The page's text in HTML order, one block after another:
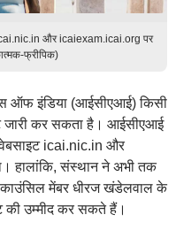
और icaiexam.icai.org पर
फ्रीपिक)
ऑफ इंडिया (आईसीएआई) किसी
जारी कर सकता है। आईसीएआई
icai.nic.in और
हालांकि, संस्थान ने अभी तक
काउंसिल मेंबर धीरज खंडेलवाल के
की उम्मीद कर सकते हैं।